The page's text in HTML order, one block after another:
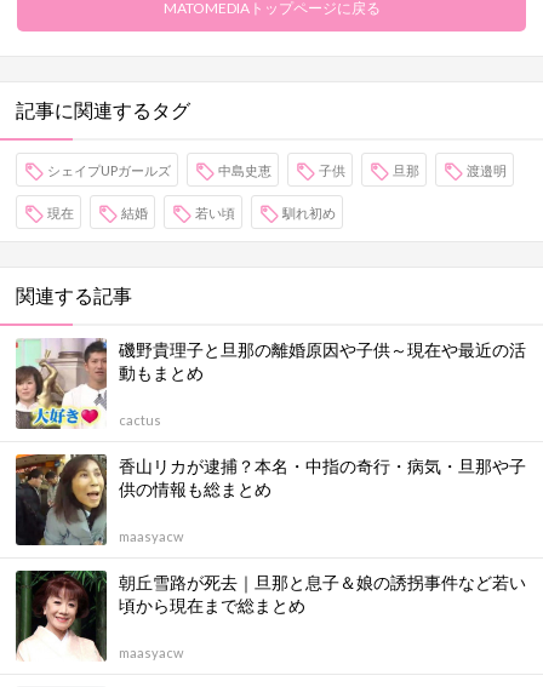
MATOMEDIAトップページに戻る
記事に関連するタグ
シェイプUPガールズ 中島史恵 子供 旦那 渡邉明
現在 結婚 若い頃 馴れ初め
関連する記事
磯野貴理子と旦那の離婚原因や子供～現在や最近の活
動もまとめ
cactus
香山リカが逮捕？本名・中指の奇行・病気・旦那や子
供の情報も総まとめ
maasyacw
朝丘雪路が死去｜旦那と息子＆娘の誘拐事件など若い
頃から現在まで総まとめ
maasyacw